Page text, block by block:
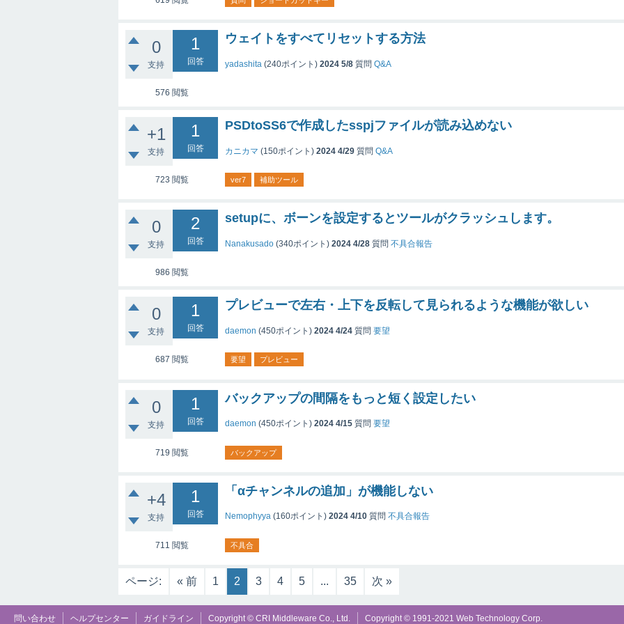
0
支持
1
回答
576 閲覧
ウェイトをすべてリセットする方法
yadashita (240ポイント) 2024 5/8 質問 Q&A
+1
支持
1
回答
723 閲覧
PSDtoSS6で作成したsspjファイルが読み込めない
カニカマ (150ポイント) 2024 4/29 質問 Q&A
ver7 補助ツール
0
支持
2
回答
986 閲覧
setupに、ボーンを設定するとツールがクラッシュします。
Nanakusado (340ポイント) 2024 4/28 質問 不具合報告
0
支持
1
回答
687 閲覧
プレビューで左右・上下を反転して見られるような機能が欲しい
daemon (450ポイント) 2024 4/24 質問 要望
要望 プレビュー
0
支持
1
回答
719 閲覧
バックアップの間隔をもっと短く設定したい
daemon (450ポイント) 2024 4/15 質問 要望
バックアップ
+4
支持
1
回答
711 閲覧
「αチャンネルの追加」が機能しない
Nemophyya (160ポイント) 2024 4/10 質問 不具合報告
不具合
ページ: « 前 1 2 3 4 5 ... 35 次 »
問い合わせ ヘルプセンター ガイドライン Copyright © CRI Middleware Co., Ltd. Copyright © 1991-2021 Web Technology Corp.